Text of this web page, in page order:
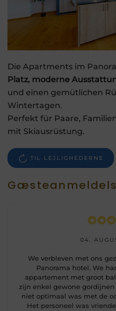
Die Apartments im
Platz, moderne
und einen gemütlichen
Wintertagen.
Perfekt für Paare,
mit Skiausrüstung.
TIL LEJLIGHEDERNE
04.
We verbleven met ons
Panorama hotel. We
appartement met groot
zijn enkel gewone
niet optimaal was met de
Het personeel was